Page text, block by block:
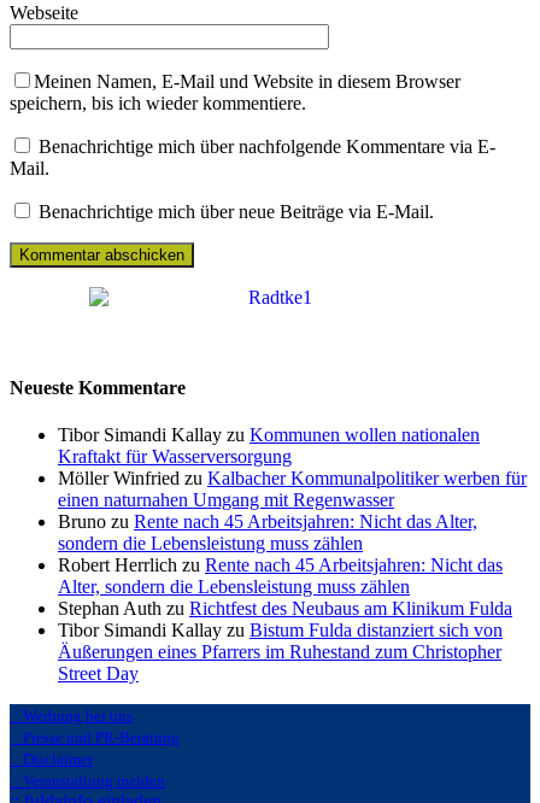
Webseite
Meinen Namen, E-Mail und Website in diesem Browser
speichern, bis ich wieder kommentiere.
Benachrichtige mich über nachfolgende Kommentare via E-
Mail.
Benachrichtige mich über neue Beiträge via E-Mail.
Neueste Kommentare
Tibor Simandi Kallay zu Kommunen wollen nationalen
Kraftakt für Wasserversorgung
Möller Winfried zu Kalbacher Kommunalpolitiker werben für
einen naturnahen Umgang mit Regenwasser
Bruno zu Rente nach 45 Arbeitsjahren: Nicht das Alter,
sondern die Lebensleistung muss zählen
Robert Herrlich zu Rente nach 45 Arbeitsjahren: Nicht das
Alter, sondern die Lebensleistung muss zählen
Stephan Auth zu Richtfest des Neubaus am Klinikum Fulda
Tibor Simandi Kallay zu Bistum Fulda distanziert sich von
Äußerungen eines Pfarrers im Ruhestand zum Christopher
Street Day
:: Werbung bei uns
:: Presse und PR-Beratung
:: Disclaimer
:: Veranstaltung melden